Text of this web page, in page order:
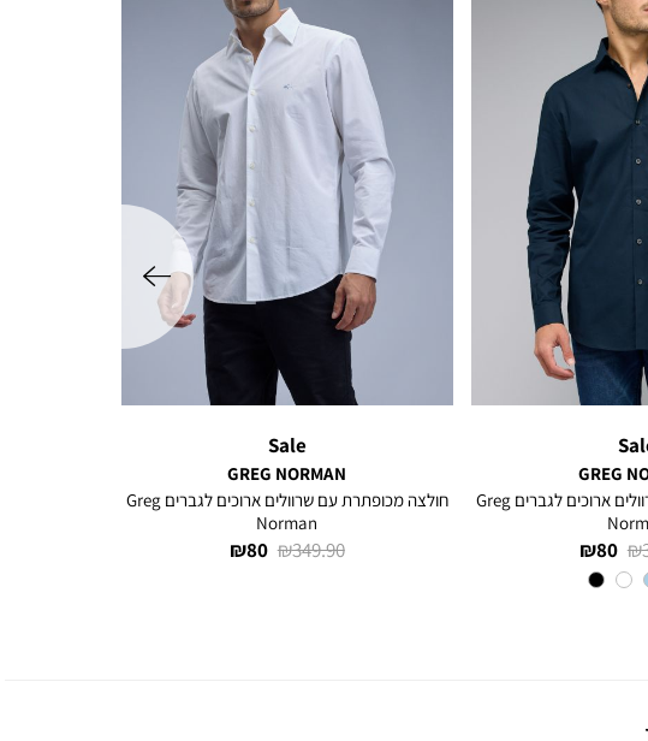
GREG
חולצה מכופתרת עם שרוולים ארוכים לגברים Greg
מחיר
מוצר
80 ₪
צבע
NAVY
Sale
GREG NORMAN
חולצה מכופתרת עם שרוולים ארוכים לגברים Greg
Norman
מחיר
80 ₪
מחיר
349.90 ₪
שמאלה